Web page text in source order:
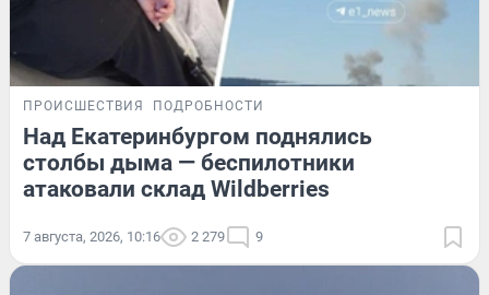
ПРОИСШЕСТВИЯ ПОДРОБНОСТИ
Над Екатеринбургом поднялись
столбы дыма — беспилотники
атаковали склад Wildberries
7 августа, 2026, 10:16 2 279 9